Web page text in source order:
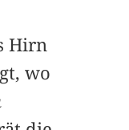
Hirn
wo